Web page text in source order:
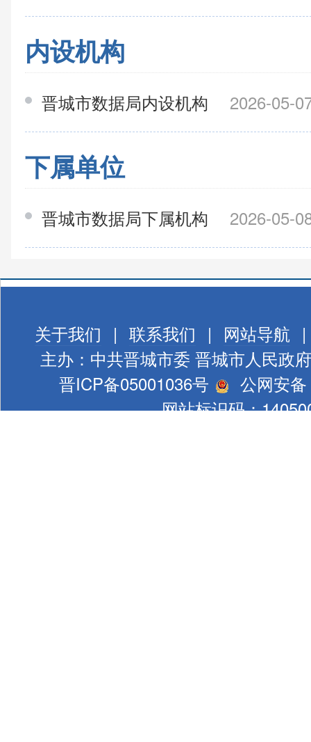
内设机构
晋城市数据局内设机构 2026-05-
下属单位
晋城市数据局下属机构 2026-05-
关于我们 | 联系我们 | 网站导航 |
主办：中共晋城市委 晋城市人民政府
晋ICP备05001036号
公网安
网站标识码：